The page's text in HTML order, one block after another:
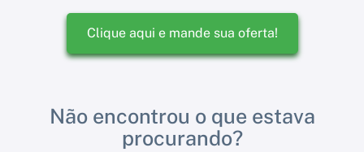
Clique aqui e mande sua oferta!
Não encontrou o que estava
procurando?